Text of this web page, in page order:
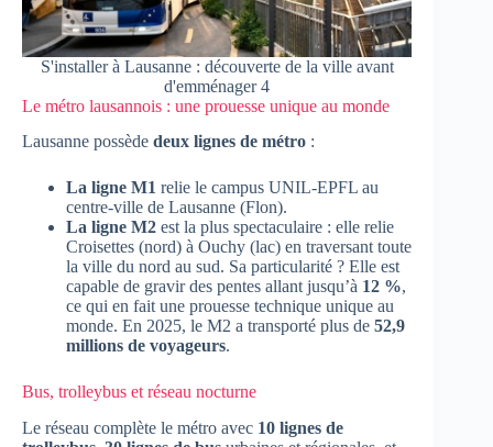
S'installer à Lausanne : découverte de la ville avant
d'emménager 4
Le métro lausannois : une prouesse unique au monde
Lausanne possède deux lignes de métro :
La ligne M1 relie le campus UNIL-EPFL au
centre-ville de Lausanne (Flon).
La ligne M2 est la plus spectaculaire : elle relie
Croisettes (nord) à Ouchy (lac) en traversant toute
la ville du nord au sud. Sa particularité ? Elle est
capable de gravir des pentes allant jusqu’à 12 %,
ce qui en fait une prouesse technique unique au
monde. En 2025, le M2 a transporté plus de 52,9
millions de voyageurs.
Bus, trolleybus et réseau nocturne
Le réseau complète le métro avec 10 lignes de